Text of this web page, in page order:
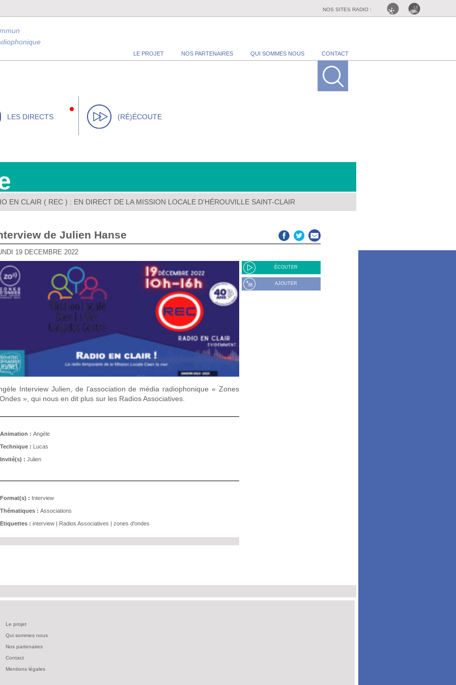
NOS SITES RADIO :
LE PROJET NOS PARTENAIRES QUI SOMMES NOUS CONTACT
LES DIRECTS (RÉ)ÉCOUTE
EN CLAIR ( REC ) : EN DIRECT DE LA MISSION LOCALE D’HÉROUVILLE SAINT-CLAIR
de Julien Hanse
19 DÉCEMBRE 2022
ÉCOUTER
AJOUTER
Interview Julien, de l’association de média radiophonique « Zones
», qui nous en dit plus sur les Radios Associatives.
Animation : Angèle
Technique : Lucas
Invité(s) : Julien
Format(s) : Interview
Thématiques : Associations
Etiquettes : interview | Radios Associatives | zones d'ondes
Le projet
Qui sommes nous
Nos partenaires
Contact
Mentions légales